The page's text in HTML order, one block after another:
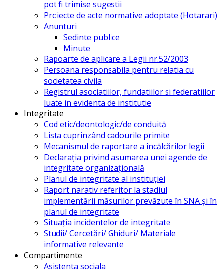
pot fi trimise sugestii
Proiecte de acte normative adoptate (Hotarari)
Anunturi
Sedinte publice
Minute
Rapoarte de aplicare a Legii nr.52/2003
Persoana responsabila pentru relatia cu
societatea civila
Registrul asociatiilor, fundatiilor si federatiilor
luate in evidenta de institutie
Integritate
Cod etic/deontologic/de conduită
Lista cuprinzând cadourile primite
Mecanismul de raportare a încălcărilor legii
Declarația privind asumarea unei agende de
integritate organizațională
Planul de integritate al instituției
Raport narativ referitor la stadiul
implementării măsurilor prevăzute în SNA și în
planul de integritate
Situația incidentelor de integritate
Studii/ Cercetări/ Ghiduri/ Materiale
informative relevante
Compartimente
Asistenta sociala